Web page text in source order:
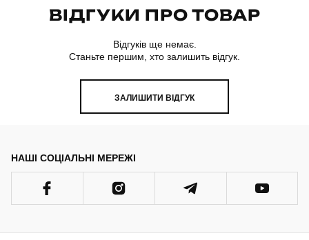
ВІДГУКИ ПРО ТОВАР
Відгуків ще немає.
Станьте першим, хто залишить відгук.
ЗАЛИШИТИ ВІДГУК
НАШІ СОЦІАЛЬНІ МЕРЕЖІ